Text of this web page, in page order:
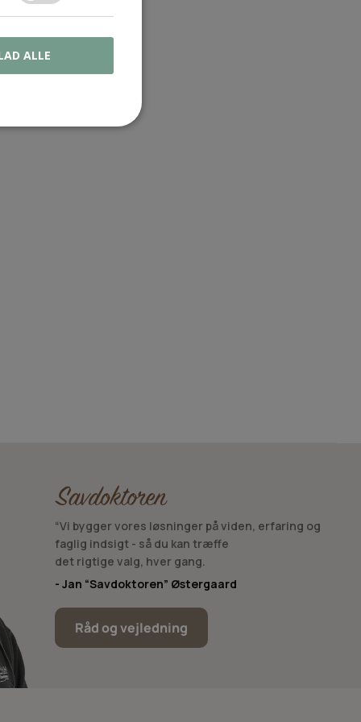
“Vi bygger vores løsninger på viden, erfaring og
faglig indsigt - så du kan træffe
det rigtige valg, hver gang.
- Jan “Savdoktoren” Østergaard
Råd og vejledning
ALLE